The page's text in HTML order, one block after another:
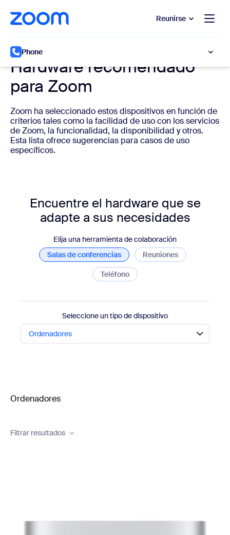
contenido principal
al chat de ayuda Reunirse
Phone
Hardware recomendado
para Zoom
Zoom ha seleccionado estos dispositivos en función de
criterios tales como la facilidad de uso con los servicios
de Zoom, la funcionalidad, la disponibilidad y otros.
Esta lista ofrece sugerencias para casos de uso
específicos.
Encuentre el hardware que se
adapte a sus necesidades
Elija una herramienta de colaboración
Salas de conferencias
Reuniones
Teléfono
Seleccione un tipo de dispositivo
Ordenadores
Ordenadores
Filtrar resultados